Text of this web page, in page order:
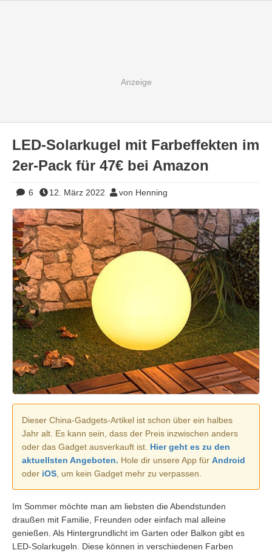
LED-Solarkugel mit Farbeffekten im
2er-Pack für 47€ bei Amazon
6 12. März 2022 von Henning
Dieser China-Gadgets-Artikel ist schon über ein halbes
Jahr alt. Es kann sein, dass der Preis inzwischen anders
oder das Gadget ausverkauft ist. Hier geht es zu den
aktuellsten Angeboten. Hole dir unsere App für Android
oder iOS , um kein Gadget mehr zu verpassen.
Im Sommer möchte man am liebsten die Abendstunden
draußen mit Familie, Freunden oder einfach mal alleine
genießen. Als Hintergrundlicht im Garten oder Balkon gibt es
LED-Solarkugeln. Diese können in verschiedenen Farben